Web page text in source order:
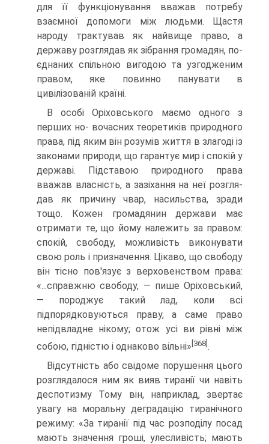
для її функціонування вважав потребу
взаємної допомо­ги між людьми. Щастя
народу трактував як найвище право, а
державу розглядав як зібрання громадян, по­
єднаних спільною вигодою та узгодженим
правом, яке повинно панувати в
цивілізованій країні.
В особі Оріховського маємо одного з
перших но- вочасних теоретиків природного
права, під яким він розумів життя в злагоді із
законами природи, що га­рантує мир і спокій у
державі. Підставою природно­го права
вважав власність, а зазіхання на неї розгля­
дав як причину чвар, насильства, зради
тощо. Кожен громадянин держави має
отримати те, що йому належить за правом:
спокій, свобо­ду, можливість виконувати
свою роль і призначення. Цікаво, що свободу
він тісно пов'язує з верховенством права:
«...справжню свободу, — пише Оріховський,
— по­роджує такий лад, коли всі
підпорядковуються праву, а саме право
непідвладне ні­кому; отож усі ви рівні між
собою, гідністю і однаково вільні» [368].
Відсутність або свідоме порушення цього
розглядалося ним як вияв тиранії чи навіть
деспотизму Тому він, наприклад, звертає
увагу на моральну деградацію ти­ранічного
режиму: «За тиранії під час розподілу посад
мають значення гроші, улес­ливість; мають